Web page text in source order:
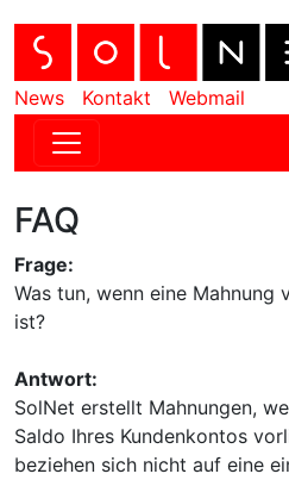
News Kontakt Webmail
FAQ
Frage:
Was tun, wenn eine Mahnung
ist?
Antwort:
SolNet erstellt Mahnungen,
Saldo Ihres Kundenkontos
beziehen sich nicht auf eine